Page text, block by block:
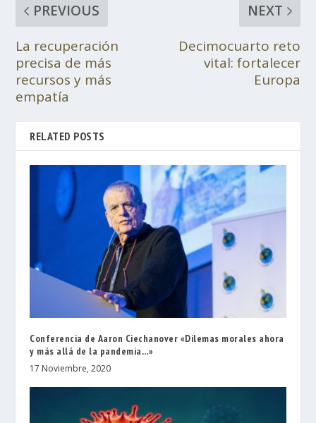
PREVIOUS
La recuperación
precisa de más
recursos y más
empatía
NEXT
Decimocuarto reto
vital: fortalecer
Europa
RELATED POSTS
Conferencia de Aaron Ciechanover «Dilemas morales ahora
y más allá de la pandemia…»
17 Noviembre, 2020